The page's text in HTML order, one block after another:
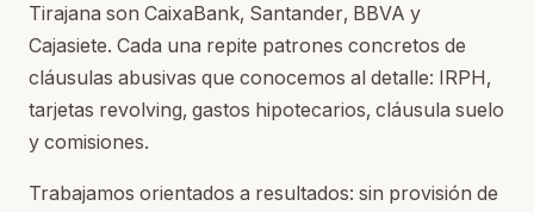
Tirajana son CaixaBank, Santander, BBVA y
Cajasiete. Cada una repite patrones concretos de
cláusulas abusivas que conocemos al detalle: IRPH,
tarjetas revolving, gastos hipotecarios, cláusula suelo
y comisiones.
Trabajamos orientados a resultados: sin provisión de